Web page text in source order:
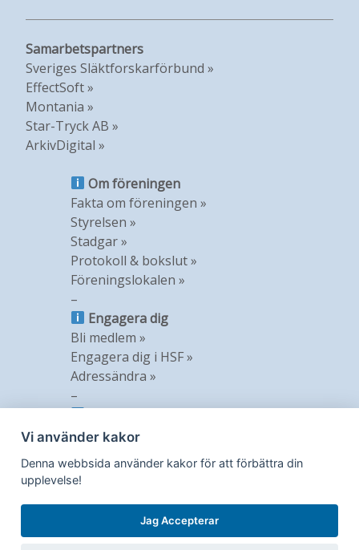
Samarbetspartners
Sveriges Släktforskarförbund »
EffectSoft »
Montania »
Star-Tryck AB »
ArkivDigital »
Om föreningen
Fakta om föreningen »
Styrelsen »
Stadgar »
Protokoll & bokslut »
Föreningslokalen »
–
Engagera dig
Bli medlem »
Engagera dig i HSF »
Adressändra »
–
Nyheter »
Medlemstidning »
Vi använder kakor
Denna webbsida använder kakor för att förbättra din
upplevelse!
Jag Accepterar